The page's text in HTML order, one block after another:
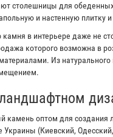
столешницы для
и настенную плитку и
в интерьере даже не
которого возможна в
Из
камень оптом для
Украины (Киевский,